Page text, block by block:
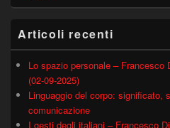
Articoli recenti
Lo spazio personale –
(02-09-2025)
Linguaggio del corpo: significato,
comunicazione
I gesti degli italiani – Francesco